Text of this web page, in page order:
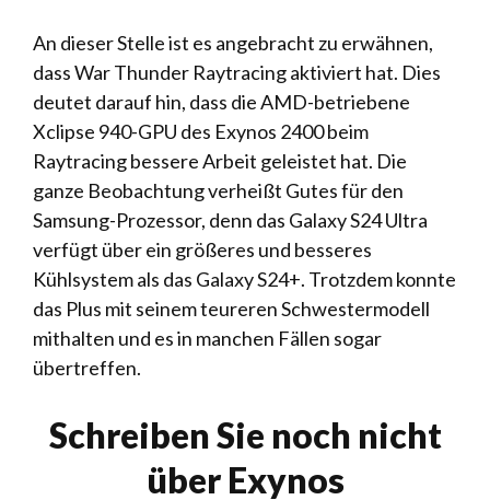
An dieser Stelle ist es angebracht zu erwähnen,
dass War Thunder Raytracing aktiviert hat. Dies
deutet darauf hin, dass die AMD-betriebene
Xclipse 940-GPU des Exynos 2400 beim
Raytracing bessere Arbeit geleistet hat. Die
ganze Beobachtung verheißt Gutes für den
Samsung-Prozessor, denn das Galaxy S24 Ultra
verfügt über ein größeres und besseres
Kühlsystem als das Galaxy S24+. Trotzdem konnte
das Plus mit seinem teureren Schwestermodell
mithalten und es in manchen Fällen sogar
übertreffen.
Schreiben Sie noch nicht
über Exynos